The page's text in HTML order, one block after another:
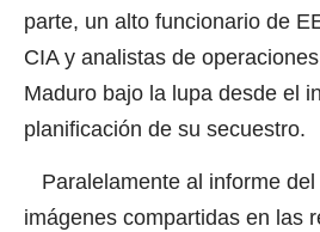
parte, un alto funcionario de
CIA y analistas de
Maduro bajo la lupa desde el
planificación de su secuestro.
Paralelamente al informe del
imágenes compartidas en las